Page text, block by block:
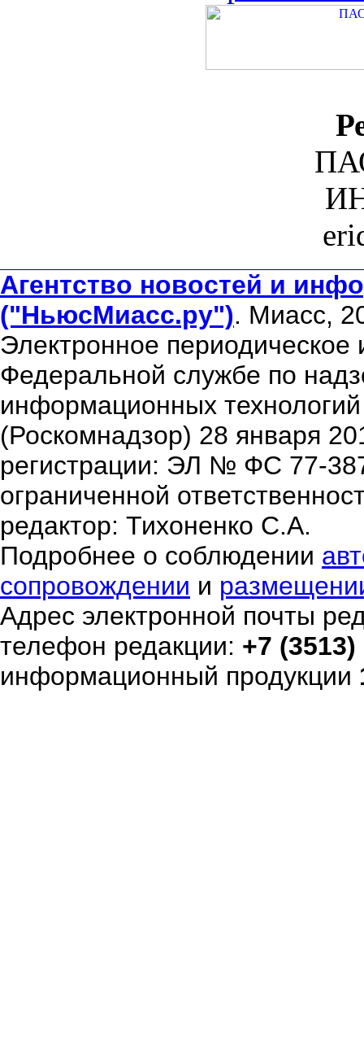
Агентство новостей и
("НьюсМиасс.ру"). Миасс,
Электронное периодическое
Федеральной службе по
информационных
(Роскомнадзор) 28 января
регистрации: ЭЛ № ФС 77-
ограниченной
редактор: Тихоненко С.А.
Подробнее о соблюдении
сопровождении и
Адрес электронной почты
телефон редакции: +7
информационный продукции